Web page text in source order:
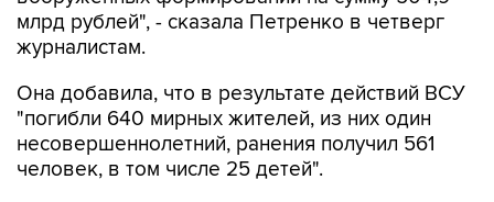
млрд рублей", - сказала Петренко в четверг
журналистам.
Она добавила, что в результате действий ВСУ
"погибли 640 мирных жителей, из них один
несовершеннолетний, ранения получил 561
человек, в том числе 25 детей".